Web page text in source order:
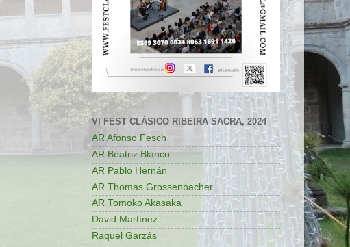
VI FEST CLÁSICO RIBEIRA SACRA, 2024
AR Afonso Fesch
AR Beatriz Blanco
AR Pablo Hernán
AR Thomas Grossenbacher
AR Tomoko Akasaka
David Martínez
Raquel Garzás